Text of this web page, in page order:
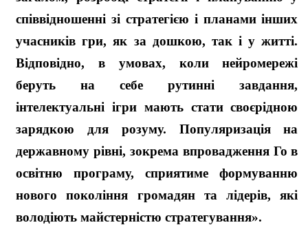
співвідношенні зі стратегією і планами інших
учасників гри, як за дошкою, так і у житті.
Відповідно, в умовах, коли нейромережі
беруть на себе рутинні завдання,
інтелектуальні ігри мають стати своєрідною
зарядкою для розуму. Популяризація на
державному рівні, зокрема впровадження Го в
освітню програму, сприятиме формуванню
нового покоління громадян та лідерів, які
володіють майстерністю стратегування».